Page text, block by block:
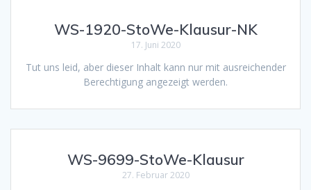
WS-1920-StoWe-Klausur-NK
17. Juni 2020
Tut uns leid, aber dieser Inhalt kann nur mit ausreichender
Berechtigung angezeigt werden.
WS-9699-StoWe-Klausur
27. Februar 2020